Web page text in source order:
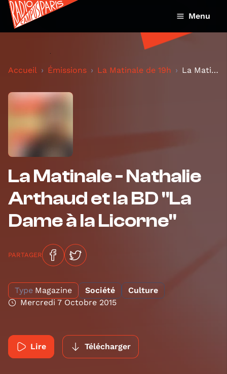
Menu
Accueil Émissions La Matinale de 19h La Matinale - Nathalie Arthaud et la BD "La Dame à...
La Matinale - Nathalie
Arthaud et la BD "La
Dame à la Licorne"
PARTAGER
Type Magazine Société
Culture
Mercredi 7 Octobre 2015
Lire Télécharger